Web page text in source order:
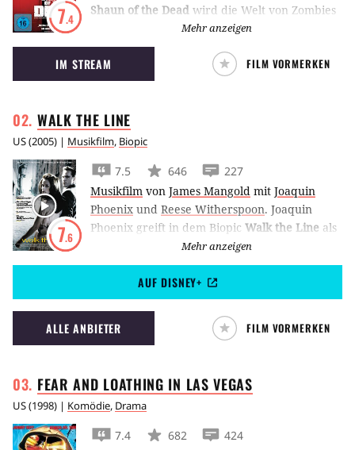
7.4
Shaun of the Dead wird die Welt von Zombies
überrannt, während Simon Pegg und Nick
Frost vor der Playstation sitzen und von
alledem erst viel zu spät etwas mitbekommen.
Mehr anzeigen
IM STREAM FILM VORMERKEN
WALK THE LINE
US(2005) | Musikfilm, Biopic
7.6
7.5 646
227
Musikfilm von James Mangold mit Joaquin
Phoenix und Reese Witherspoon. Joaquin
Phoenix greift in dem Biopic Walk the Line als
Country- und Folklegende Johnny Cash zu
Mikro und Gitarre.
Mehr anzeigen
AUF DISNEY+
ALLE ANBIETER FILM VORMERKEN
FEAR AND LOATHING IN LASVEGAS
US(1998) | Komödie, Drama
7.4 682
424